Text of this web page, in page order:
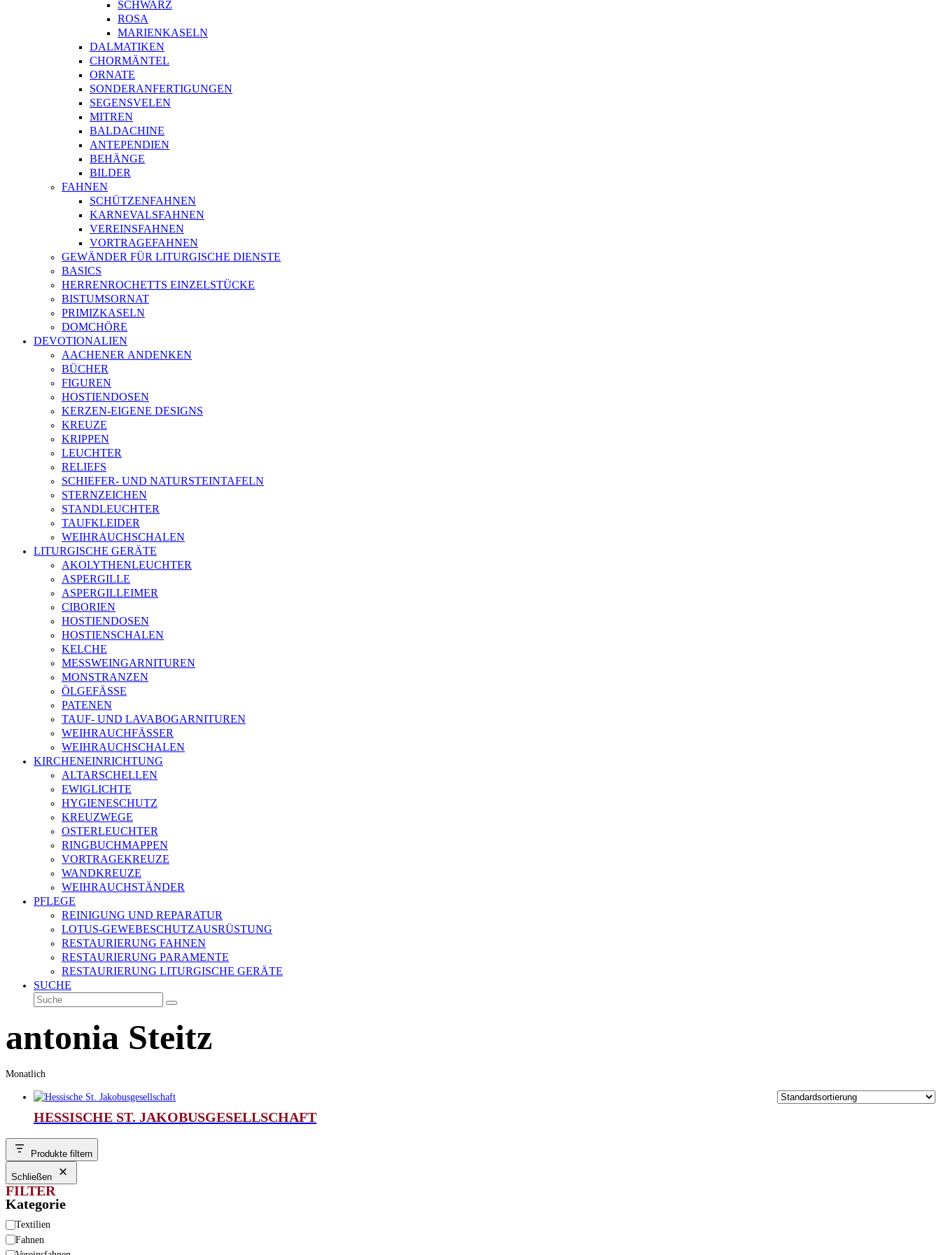
SCHWARZ
ROSA
MARIENKASELN
DALMATIKEN
CHORMÄNTEL
ORNATE
SONDERANFERTIGUNGEN
SEGENSVELEN
MITREN
BALDACHINE
ANTEPENDIEN
BEHÄNGE
BILDER
FAHNEN
SCHÜTZENFAHNEN
KARNEVALSFAHNEN
VEREINSFAHNEN
VORTRAGEFAHNEN
GEWÄNDER FÜR LITURGISCHE DIENSTE
BASICS
HERRENROCHETTS EINZELSTÜCKE
BISTUMSORNAT
PRIMIZKASELN
DOMCHÖRE
DEVOTIONALIEN
AACHENER ANDENKEN
BÜCHER
FIGUREN
HOSTIENDOSEN
KERZEN-EIGENE DESIGNS
KREUZE
KRIPPEN
LEUCHTER
RELIEFS
SCHIEFER- UND NATURSTEINTAFELN
STERNZEICHEN
STANDLEUCHTER
TAUFKLEIDER
WEIHRAUCHSCHALEN
LITURGISCHE GERÄTE
AKOLYTHENLEUCHTER
ASPERGILLE
ASPERGILLEIMER
CIBORIEN
HOSTIENDOSEN
HOSTIENSCHALEN
KELCHE
MESSWEINGARNITUREN
MONSTRANZEN
ÖLGEFÄSSE
PATENEN
TAUF- UND LAVABOGARNITUREN
WEIHRAUCHFÄSSER
WEIHRAUCHSCHALEN
KIRCHENEINRICHTUNG
ALTARSCHELLEN
EWIGLICHTE
HYGIENESCHUTZ
KREUZWEGE
OSTERLEUCHTER
RINGBUCHMAPPEN
VORTRAGEKREUZE
WANDKREUZE
WEIHRAUCHSTÄNDER
PFLEGE
REINIGUNG UND REPARATUR
LOTUS-GEWEBESCHUTZAUSRÜSTUNG
RESTAURIERUNG FAHNEN
RESTAURIERUNG PARAMENTE
RESTAURIERUNG LITURGISCHE GERÄTE
SUCHE
Suche
Senden
antonia Steitz
Monatlich
HESSISCHE ST. JAKOBUSGESELLSCHAFT
Produkte filtern
Schließen
FILTER
Kategorie
Kategorie
Textilien
Fahnen